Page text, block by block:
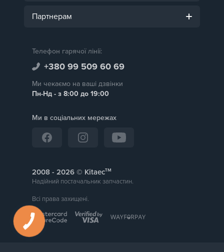
Партнерам
Телефон гарячої лінії:
+380 99 509 60 69
Ми чекаємо на ваші дзвінки
Пн-Нд - з 8:00 до 19:00
Ми в соціальних мережах
2008 - © Kitaecтм
Надійний постачальник запчастин.
Всі права захищені.